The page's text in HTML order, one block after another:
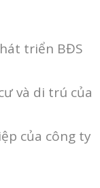
triển BĐS
và di trú của
của công ty